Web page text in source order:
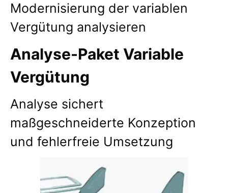
Modernisierung der variablen
Vergütung analysieren
Analyse-Paket Variable
Vergütung
Analyse sichert
maßgeschneiderte Konzeption
und fehlerfreie Umsetzung